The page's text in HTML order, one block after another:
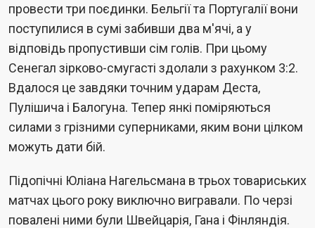
провести три поєдинки. Бельгії та Португалії вони
поступилися в сумі забивши два м'ячі, а у
відповідь пропустивши сім голів. При цьому
Сенегал зірково-смугасті здолали з рахунком 3:2.
Вдалося це завдяки точним ударам Деста,
Пулішича і Балогуна. Тепер янкі поміряються
силами з грізними суперниками, яким вони цілком
можуть дати бій.
Підопічні Юліана Нагельсмана в трьох товариських
матчах цього року виключно вигравали. По черзі
повалені ними були Швейцарія, Гана і Фінляндія.